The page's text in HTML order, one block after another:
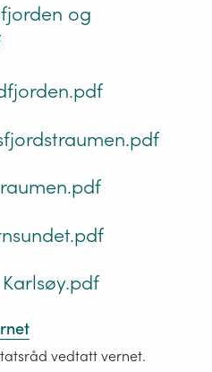
og
vedtatt vernet.